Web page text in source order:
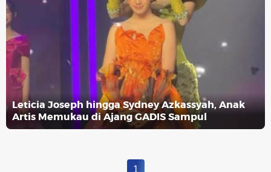
Leticia Joseph hingga Sydney Azkassyah, Anak
Artis Memukau di Ajang GADIS Sampul
1